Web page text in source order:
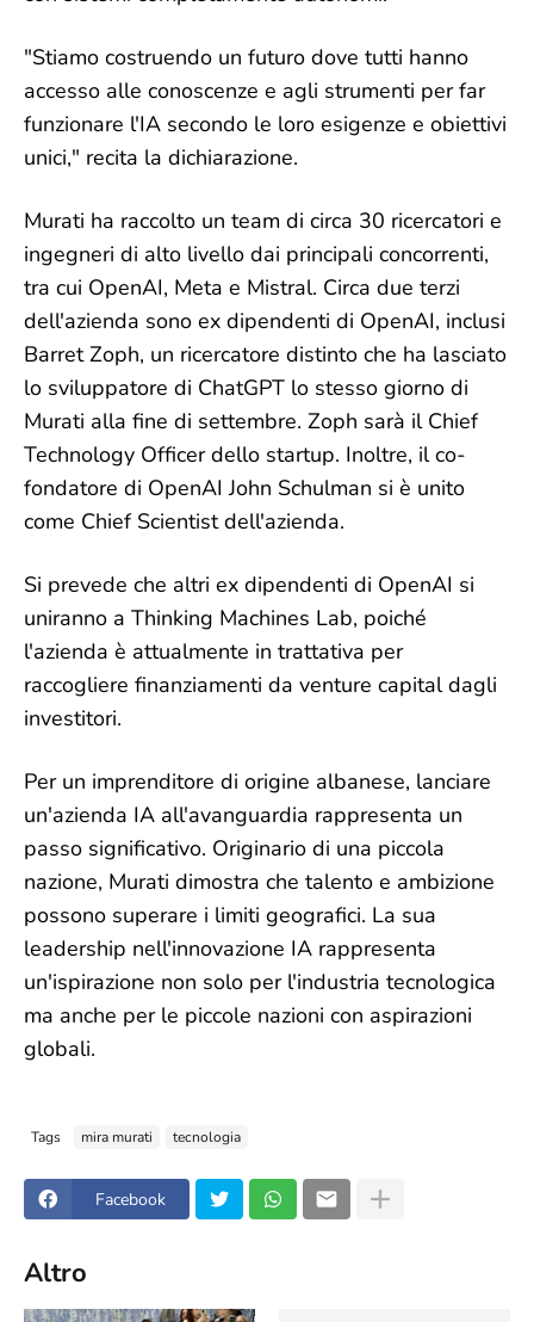
"Stiamo costruendo un futuro dove tutti hanno
accesso alle conoscenze e agli strumenti per far
funzionare l'IA secondo le loro esigenze e obiettivi
unici," recita la dichiarazione.
Murati ha raccolto un team di circa 30 ricercatori e
ingegneri di alto livello dai principali concorrenti,
tra cui OpenAI, Meta e Mistral. Circa due terzi
dell'azienda sono ex dipendenti di OpenAI, inclusi
Barret Zoph, un ricercatore distinto che ha lasciato
lo sviluppatore di ChatGPT lo stesso giorno di
Murati alla fine di settembre. Zoph sarà il Chief
Technology Officer dello startup. Inoltre, il co-
fondatore di OpenAI John Schulman si è unito
come Chief Scientist dell'azienda.
Si prevede che altri ex dipendenti di OpenAI si
uniranno a Thinking Machines Lab, poiché
l'azienda è attualmente in trattativa per
raccogliere finanziamenti da venture capital dagli
investitori.
Per un imprenditore di origine albanese, lanciare
un'azienda IA all'avanguardia rappresenta un
passo significativo. Originario di una piccola
nazione, Murati dimostra che talento e ambizione
possono superare i limiti geografici. La sua
leadership nell'innovazione IA rappresenta
un'ispirazione non solo per l'industria tecnologica
ma anche per le piccole nazioni con aspirazioni
globali.
Tags mira murati tecnologia
Facebook
Altro